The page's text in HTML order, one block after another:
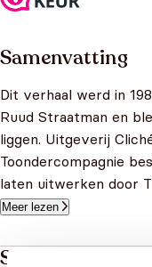
Samenvatting
Dit verhaal werd in
Ruud Straatman en
liggen. Uitgeverij
Toondercompagnie
laten uitwerken door
Meer lezen
Specificaties